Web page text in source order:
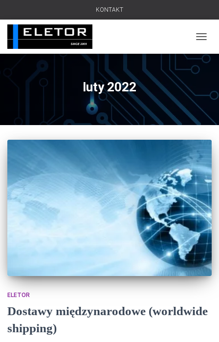
KONTAKT
luty 2022
ELETOR
Dostawy międzynarodowe (worldwide
shipping)